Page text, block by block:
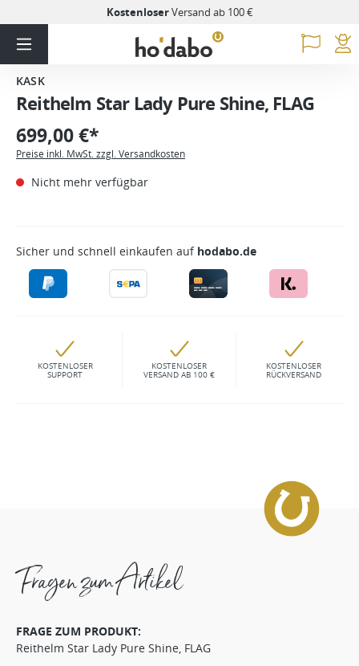
KostenloserVersand ab 100 €
KASK
Reithelm Star Lady Pure Shine, FLAG
699,00 €*
Preise inkl. MwSt. zzgl. Versandkosten
Nicht mehr verfügbar
Sicher und schnell einkaufen auf hodabo.de
KOSTENLOSER
SUPPORT
KOSTENLOSER
VERSAND AB 100 €
KOSTENLOSER
RÜCKVERSAND
Fragen zum Artikel
FRAGE ZUM PRODUKT:
Reithelm Star Lady Pure Shine, FLAG